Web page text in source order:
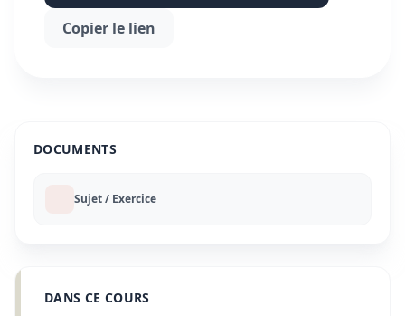
DOCUMENTS
Sujet / Exercice
DANS CE COURS
Copier le lien